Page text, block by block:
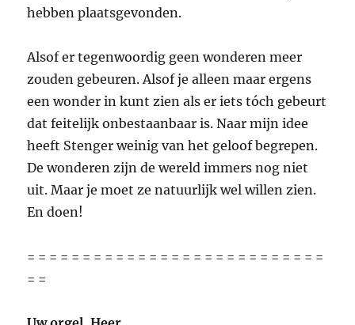
hebben plaatsgevonden.
Alsof er tegenwoordig geen wonderen meer
zouden gebeuren. Alsof je alleen maar ergens
een wonder in kunt zien als er iets tóch gebeurt
dat feitelijk onbestaanbaar is. Naar mijn idee
heeft Stenger weinig van het geloof begrepen.
De wonderen zijn de wereld immers nog niet
uit. Maar je moet ze natuurlijk wel willen zien.
En doen!
= = = = = = = = = = = = = = = = = = = = = = = = = = =
= =